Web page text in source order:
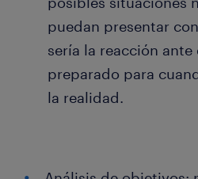
puedan presentar
sería la reacción ante
preparado para
la realidad.